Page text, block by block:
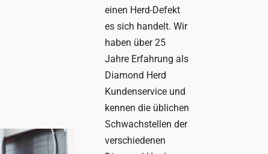
einen Herd-Defekt
es sich handelt. Wir
haben über 25
Jahre Erfahrung als
Diamond Herd
Kundenservice und
kennen die üblichen
Schwachstellen der
verschiedenen